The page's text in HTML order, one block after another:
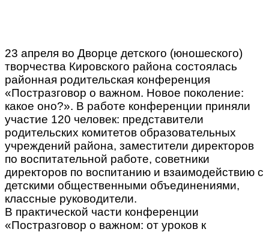
23 апреля во Дворце детского (юношеского)
творчества Кировского района состоялась
районная родительская конференция
«Постразговор о важном. Новое поколение:
какое оно?». В работе конференции приняли
участие 120 человек: представители
родительских комитетов образовательных
учреждений района, заместители директоров
по воспитательной работе, советники
директоров по воспитанию и взаимодействию с
детскими общественными объединениями,
классные руководители.
В практической части конференции
«Постразговор о важном: от уроков к